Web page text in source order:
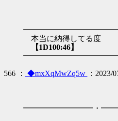
本当に納得してる度
【1D100:46】
0に近
566 ： ◆mxXqMwZq5w ：2023/
━━━━━━━━━・